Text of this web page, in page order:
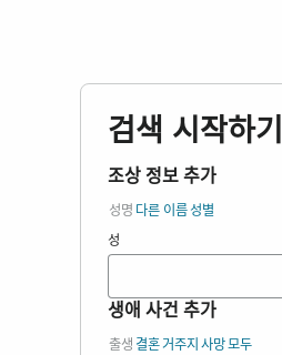
검색 시작하기
조상 정보 추가
성명 다른 이름성별
성
생애 사건 추가
출생 결혼거주지사망모두